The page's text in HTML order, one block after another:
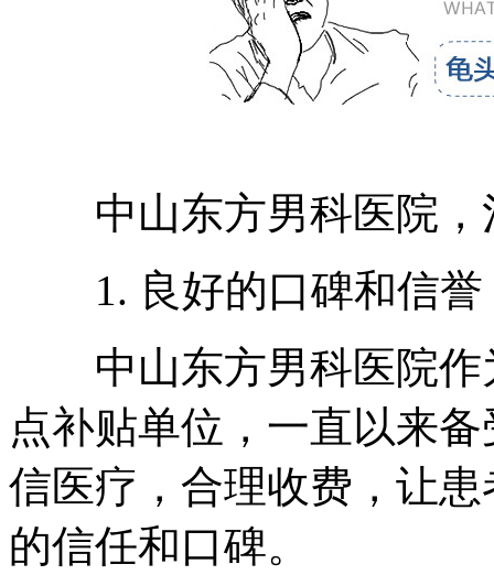
中山东方男科医院，
1. 良好的口碑和信誉
中山东方男科医院作
点补贴单位，一直以来
信医疗，合理收费，让
的信任和口碑。